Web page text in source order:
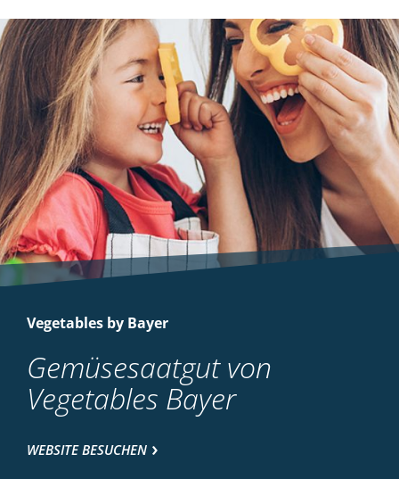
Vegetables by Bayer
Gemüsesaatgut von
Vegetables Bayer
WEBSITE BESUCHEN